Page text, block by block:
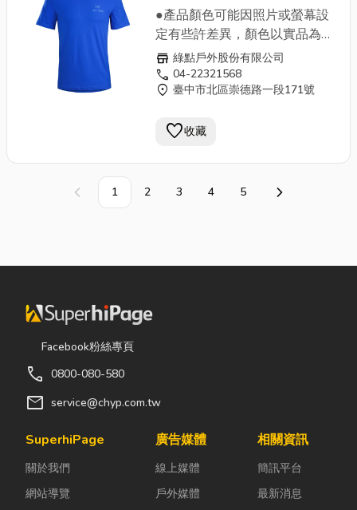
不含雙酚A，美國FDA認證核
可，美國製造。‧最新Tritan塑膠
材質製成，附屬的圓蓋不容易脫
落。 ‧碩大的瓶口，能容納冰塊,
好清洗。‧Backpacker雜誌推
經久耐用 ‧不易變髒 ‧不易殘留味
道 ‧可使用洗碗機清洗(須遠離發
熱部份) ‧禁得起冰凍以下
不含環境賀爾蒙-雙酚A多功能
直徑 9 cm x 高 21 cm 材質：瓶
身 Tritan Copolyester，主要瓶
蓋 PP，無雙酚A耐熱度：瓶身
-20~95度C 瓶蓋 -29~120度C
LOGO短袖T恤 漂流藍
19024-Adrift 綠野山房
●產品顏色可能因照片或螢幕設
定有些許差異，顏色以實品為
準。 ●庫存與實體店面共有，下
標前請先以問與答或來電確認是
否有現貨。●現貨商品週一至週
日出貨，週五下午3點至週日期
注意:週六、週日及夜間貨運廠
商不送貨，如有特殊需求請來電
炎炎夏日穿搭!◆ 設計有透明凝
store 綠點戶外股份有限公司
call 04-22321568
location_on 臺中市北區崇德路一段171號
favorite收藏
上一頁 1 2 3 4 5 下一頁
Facebook粉絲專頁
call 0800-080-580
mail service@chyp.com.tw
SuperhiPage
關於我們
網站導覽
廣告媒體
線上媒體
戶外媒體
相關資訊
簡訊平台
最新消息